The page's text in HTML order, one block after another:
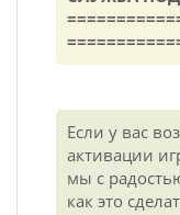
Если у вас
активации
мы с
как это